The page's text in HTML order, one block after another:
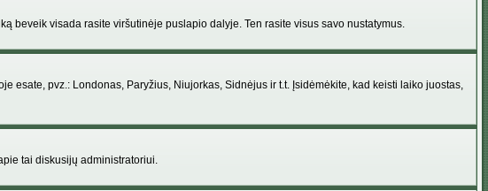
beveik visada rasite viršutinėje puslapio dalyje. Ten rasite visus savo nustatymus.
esate, pvz.: Londonas, Paryžius, Niujorkas, Sidnėjus ir t.t. Įsidėmėkite, kad keisti laiko juostas,
tai diskusijų administratoriui.